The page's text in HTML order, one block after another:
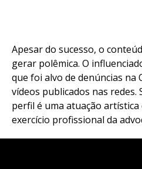
Apesar do sucesso, o
gerar polêmica. O
que foi alvo de denúncias na
vídeos publicados nas redes.
perfil é uma atuação
exercício profissional da